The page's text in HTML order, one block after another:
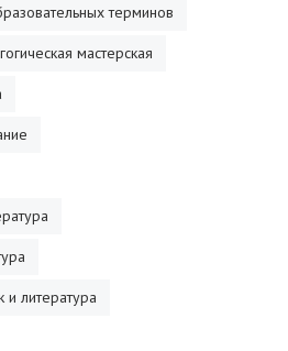
терминов
мастерская
и литература